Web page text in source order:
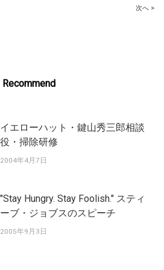
次へ >
Recommend
イエローハット・鍵山秀三郎相談
役・掃除研修
2004年4月7日
"Stay Hungry. Stay Foolish." スティ
ーブ・ジョブスのスピーチ
2005年9月3日